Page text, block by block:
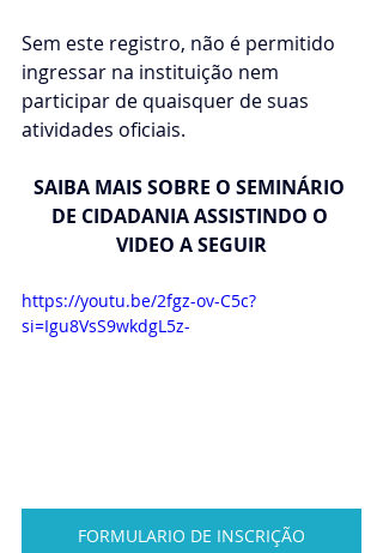
Sem este registro, não é permitido
ingressar na instituição nem
participar de quaisquer de suas
atividades oficiais.
SAIBA MAIS SOBRE O SEMINÁRIO
DE CIDADANIA ASSISTINDO O
VIDEO A SEGUIR
https://youtu.be/2fgz-ov-C5c?
si=Igu8VsS9wkdgL5z-
FORMULARIO DE INSCRIÇÃO